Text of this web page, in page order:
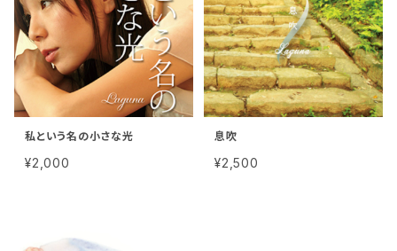
私という名の小さな光
¥2,000
息吹
¥2,500